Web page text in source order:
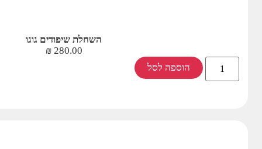
השחלת שיפודים גוגו
280.00
₪
הוספה לסל